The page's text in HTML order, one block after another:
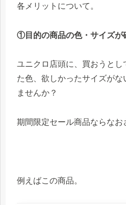
各メリットについて。
①目的の商品の色・サイズが
ユニクロ店頭に、買おうとし
た色、欲しかったサイズがな
ませんか？
期間限定セール商品ならなお
例えばこの商品。